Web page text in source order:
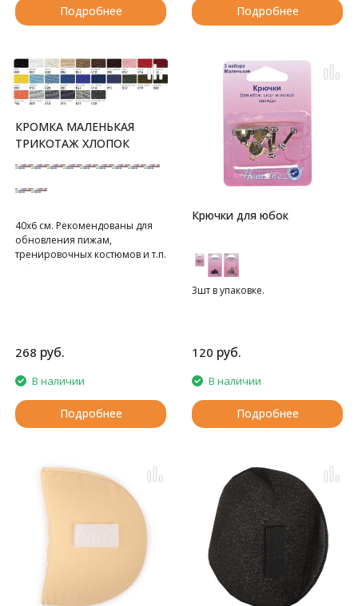
Подробнее Подробнее
КРОМКА МАЛЕНЬКАЯ
ТРИКОТАЖ ХЛОПОК
40х6 см. Рекомендованы для
обновления пижам,
тренировочных костюмов и т.п.
В блистере 1 шт.
268 руб.
В наличии
Подробнее
Крючки для юбок
3шт в упаковке.
120 руб.
В наличии
Подробнее